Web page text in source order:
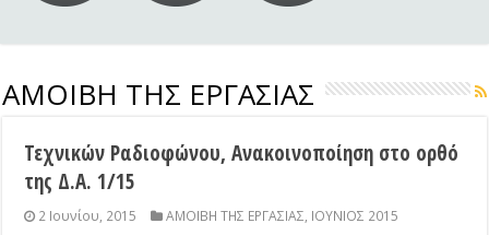
ΑΜΟΙΒΗ ΤΗΣ ΕΡΓΑΣΙΑΣ
Τεχνικών Ραδιοφώνου, Ανακοινοποίηση στο ορθό
της Δ.Α. 1/15
2 Ιουνίου, 2015 ΑΜΟΙΒΗ ΤΗΣ ΕΡΓΑΣΙΑΣ, ΙΟΥΝΙΟΣ 2015